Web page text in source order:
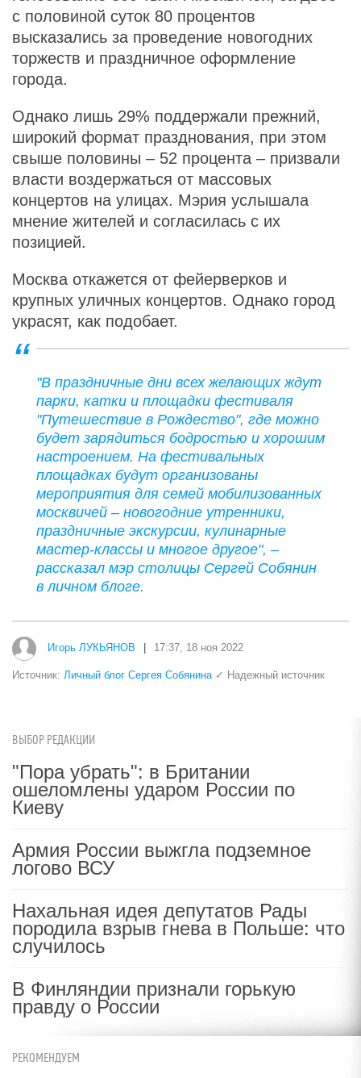
с половиной суток 80 процентов
высказались за проведение новогодних
торжеств и праздничное оформление
города.
Однако лишь 29% поддержали прежний,
широкий формат празднования, при этом
свыше половины – 52 процента – призвали
власти воздержаться от массовых
концертов на улицах. Мэрия услышала
мнение жителей и согласилась с их
позицией.
Москва откажется от фейерверков и
крупных уличных концертов. Однако город
украсят, как подобает.
"В праздничные дни всех желающих ждут
парки, катки и площадки фестиваля
"Путешествие в Рождество", где можно
будет зарядиться бодростью и хорошим
настроением. На фестивальных
площадках будут организованы
мероприятия для семей мобилизованных
москвичей – новогодние утренники,
праздничные экскурсии, кулинарные
мастер-классы и многое другое", –
рассказал мэр столицы Сергей Собянин
в личном блоге.
Игорь ЛУКЬЯНОВ 17:37, 18 ноя 2022
Источник: Личный блог Сергея Собянина✓ Надежный источник
ВЫБОР РЕДАКЦИИ
"Пора убрать": в Британии
ошеломлены ударом России по
Киеву
Армия России выжгла подземное
логово ВСУ
Нахальная идея депутатов Рады
породила взрыв гнева в Польше: что
случилось
В Финляндии признали горькую
правду о России
РЕКОМЕНДУЕМ